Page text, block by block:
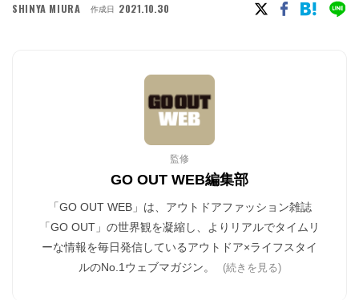
SHINYA MIURA 作成日 2021.10.30
監修
GO OUT WEB編集部
「GO OUT WEB」は、アウトドアファッション雑誌
「GO OUT」の世界観を凝縮し、よりリアルでタイムリ
ーな情報を毎日発信しているアウトドア×ライフスタイ
ルのNo.1ウェブマガジン。
(続きを見る)